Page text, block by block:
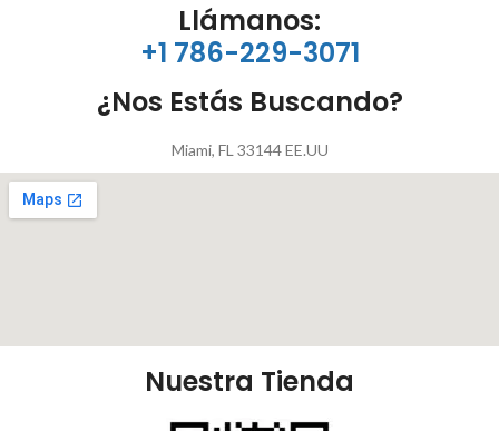
Llámanos:
+1 786-229-3071
¿Nos Estás Buscando?
Miami, FL 33144 EE.UU
Nuestra Tienda